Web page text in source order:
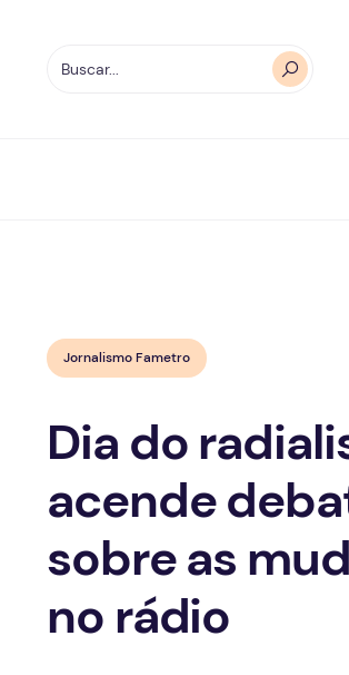
Jornalismo Fametro
Dia do
acende
sobre as
no rádio